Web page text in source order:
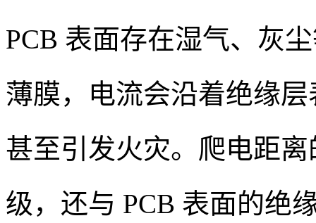
PCB 表面存在湿气、灰
薄膜，电流会沿着绝缘
甚至引发火灾。爬电距
级，还与 PCB 表面的绝